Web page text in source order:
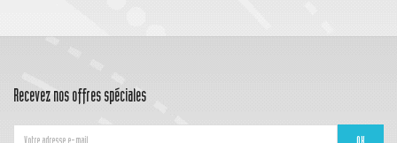
Recevez nos offres spéciales